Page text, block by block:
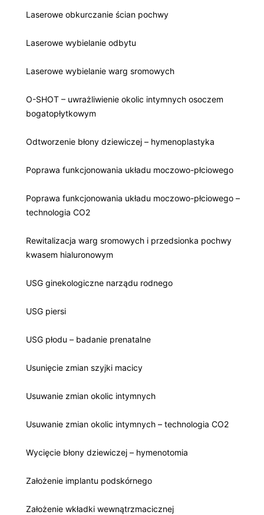
Laserowe obkurczanie ścian pochwy
Laserowe wybielanie odbytu
Laserowe wybielanie warg sromowych
O-SHOT – uwrażliwienie okolic intymnych osoczem
bogatopłytkowym
Odtworzenie błony dziewiczej – hymenoplastyka
Poprawa funkcjonowania układu moczowo-płciowego
Poprawa funkcjonowania układu moczowo-płciowego –
technologia CO2
Rewitalizacja warg sromowych i przedsionka pochwy
kwasem hialuronowym
USG ginekologiczne narządu rodnego
USG piersi
USG płodu – badanie prenatalne
Usunięcie zmian szyjki macicy
Usuwanie zmian okolic intymnych
Usuwanie zmian okolic intymnych – technologia CO2
Wycięcie błony dziewiczej – hymenotomia
Założenie implantu podskórnego
Założenie wkładki wewnątrzmacicznej